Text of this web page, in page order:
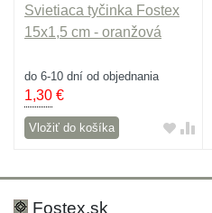
Svietiaca tyčinka Fostex
15x1,5 cm - oranžová
do 6-10 dní od objednania
1,30 €
Vložiť do košíka
Fostex.sk